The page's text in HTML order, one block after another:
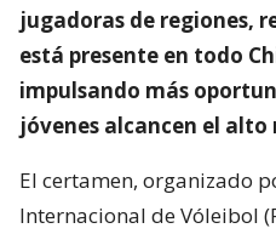
jugadoras de regiones,
está presente en todo
impulsando más
jóvenes alcancen el
El certamen, organizado
Internacional de Vóleibol